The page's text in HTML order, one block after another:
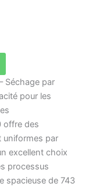
Séchage par
pour les
offre des
uniformes par
excellent choix
processus
spacieuse de 743